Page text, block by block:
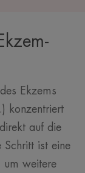
Ekzems
konzentriert
auf die
Schritt ist eine
um weitere